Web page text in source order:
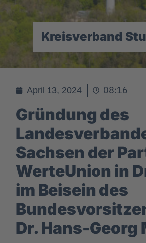
Kreisverband
April 13, 2024 08:16
Gründung des
Sachsen der
WerteUnion in
im Beisein des
Dr. Hans-Georg